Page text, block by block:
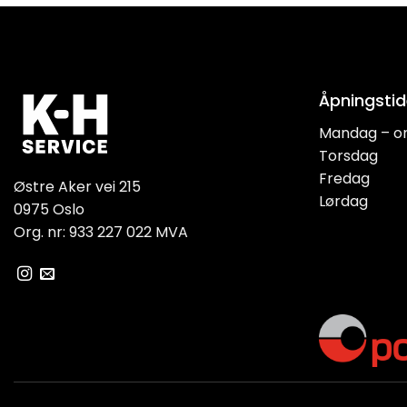
Østre Aker vei 215
0975 Oslo
Org. nr: 933 227 022 MVA
Mandag –
Torsdag
Fredag
Lørdag